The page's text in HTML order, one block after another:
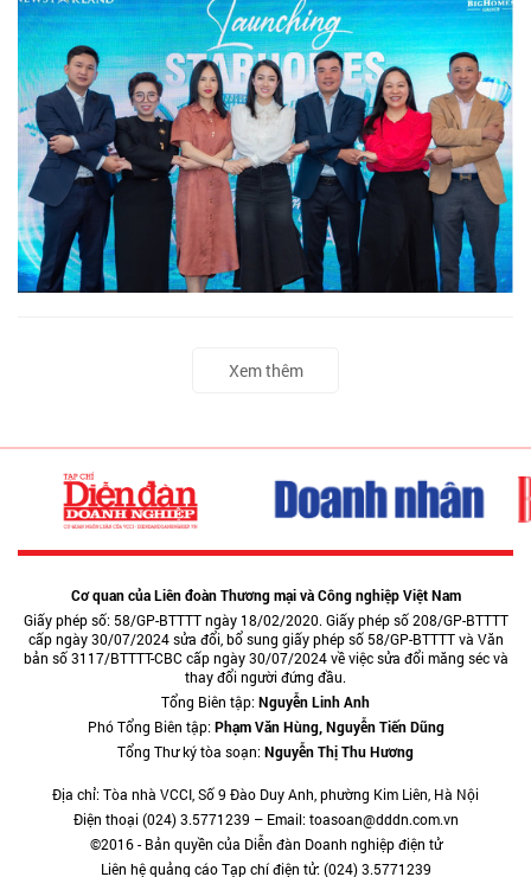
Xem thêm
Cơ quan của Liên đoàn Thương mại và Công nghiệp Việt Nam
Giấy phép số: 58/GP-BTTTT ngày 18/02/2020. Giấy phép số 208/GP-BTTTT
cấp ngày 30/07/2024 sửa đổi, bổ sung giấy phép số 58/GP-BTTTT và Văn
bản số 3117/BTTTT-CBC cấp ngày 30/07/2024 về việc sửa đổi măng séc và
thay đổi người đứng đầu.
Tổng Biên tập:Nguyễn Linh Anh
Phó Tổng Biên tập:Phạm Văn Hùng, Nguyễn Tiến Dũng
Tổng Thư ký tòa soạn:Nguyễn Thị Thu Hương
Địa chỉ: Tòa nhà VCCI, Số 9 Đào Duy Anh, phường Kim Liên, Hà Nội
Điện thoại (024) 3.5771239 – Email: toasoan@dddn.com.vn
©2016 - Bản quyền của Diễn đàn Doanh nghiệp điện tử
Liên hệ quảng cáo Tạp chí điện tử: (024) 3.5771239